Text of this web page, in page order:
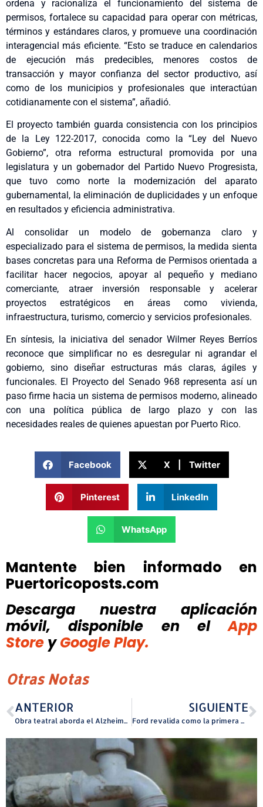
ordena y racionaliza el funcionamiento del sistema de
permisos, fortalece su capacidad para operar con métricas,
términos y estándares claros, y promueve una coordinación
interagencial más eficiente. “Esto se traduce en calendarios
de ejecución más predecibles, menores costos de
transacción y mayor confianza del sector productivo, así
como de los municipios y profesionales que interactúan
cotidianamente con el sistema”, añadió.
El proyecto también guarda consistencia con los principios
de la Ley 122-2017, conocida como la “Ley del Nuevo
Gobierno”, otra reforma estructural promovida por una
legislatura y un gobernador del Partido Nuevo Progresista,
que tuvo como norte la modernización del aparato
gubernamental, la eliminación de duplicidades y un enfoque
en resultados y eficiencia administrativa.
Al consolidar un modelo de gobernanza claro y
especializado para el sistema de permisos, la medida sienta
bases concretas para una Reforma de Permisos orientada a
facilitar hacer negocios, apoyar al pequeño y mediano
comerciante, atraer inversión responsable y acelerar
proyectos estratégicos en áreas como vivienda,
infraestructura, turismo, comercio y servicios profesionales.
En síntesis, la iniciativa del senador Wilmer Reyes Berríos
reconoce que simplificar no es desregular ni agrandar el
gobierno, sino diseñar estructuras más claras, ágiles y
funcionales. El Proyecto del Senado 968 representa así un
paso firme hacia un sistema de permisos moderno, alineado
con una política pública de largo plazo y con las
necesidades reales de quienes apuestan por Puerto Rico.
Facebook X | Twitter
Pinterest LinkedIn
WhatsApp
Mantente bien informado en
Puertoricoposts.com
Descarga nuestra aplicación
móvil, disponible
en el
App
Store y Google Play.
Otras Notas
ANTERIOR
Obra teatral aborda el Alzheimer y la historia de Puerto Rico
SIGUIENTE
Ford revalida como la primera marca americana en Puerto Rico y líder en segmento de Pickups